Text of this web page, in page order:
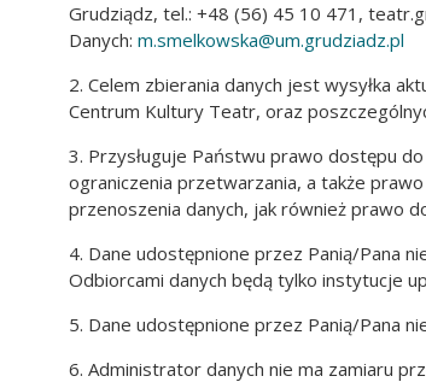
Grudziądz, tel.: +48 (56) 45 10 471,
Danych: m.smelkowska@um.grudziadz.pl
2. Celem zbierania danych jest wysyłka
Centrum Kultury Teatr, oraz
3. Przysługuje Państwu prawo dostępu
ograniczenia przetwarzania, a także
przenoszenia danych, jak również prawo
4. Dane udostępnione przez Panią/Pana
Odbiorcami danych będą tylko instytucje
5. Dane udostępnione przez Panią/Pana
6. Administrator danych nie ma zamiaru